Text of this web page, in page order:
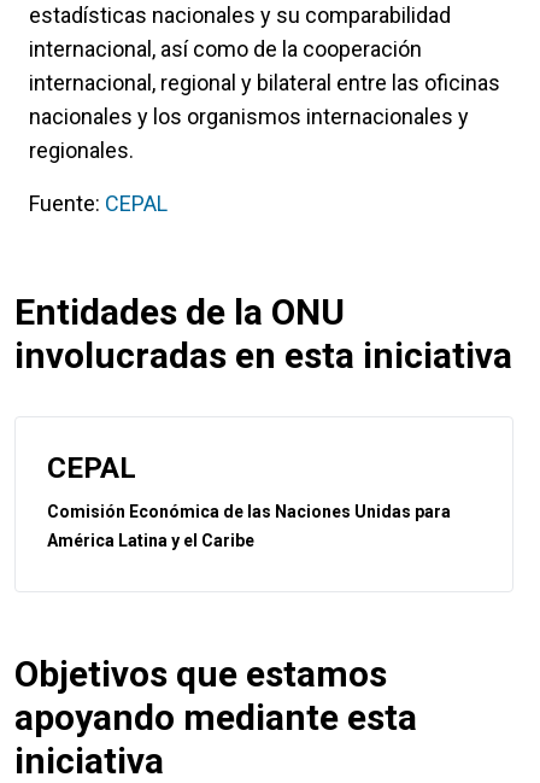
estadísticas nacionales y su comparabilidad
internacional, así como de la cooperación
internacional, regional y bilateral entre las oficinas
nacionales y los organismos internacionales y
regionales.
Fuente: CEPAL
Entidades de la ONU
involucradas en esta iniciativa
CEPAL
Comisión Económica de las Naciones Unidas para
América Latina y el Caribe
Objetivos que estamos
apoyando mediante esta
iniciativa